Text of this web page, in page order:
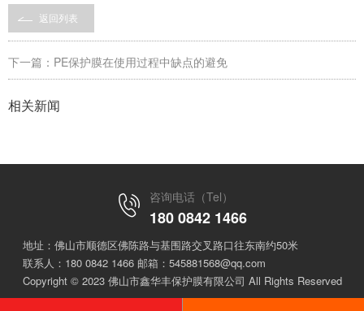
返回列表
下一篇：PE保护膜在使用过程中缺点的避免
相关新闻
咨询电话（Tel）
180 0842 1466
地址：佛山市顺德区佛陈路与基围路交叉路口往东南约50米
联系人：180 0842 1466 邮箱：545881568@qq.com
Copyright © 2023 佛山市鑫华丰保护膜有限公司 All Rights Reserved